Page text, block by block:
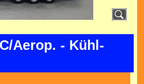
Aerop. - Kühl-